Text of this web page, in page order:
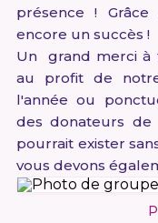
présence !
encore un succès !
Un grand merci à
au profit de
l'année ou
des donateurs de
pourrait exister
vous devons